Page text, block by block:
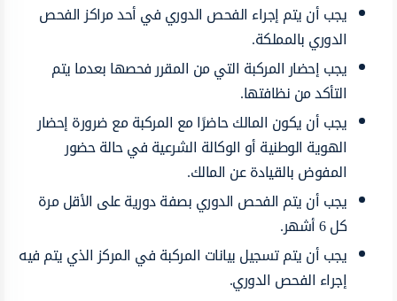
يجب أن يتم إجراء الفحص الدوري في أحد مراكز الفحص
الدوري بالمملكة.
يجب إحضار المركبة التي من المقرر فحصها بعدما يتم
التأكد من نظافتها.
يجب أن يكون المالك حاضرًا مع المركبة مع ضرورة إحضار
الهوية الوطنية أو الوكالة الشرعية في حالة حضور
المفوض بالقيادة عن المالك.
يجب أن يتم الفحص الدوري بصفة دورية على الأقل مرة
كل 6 أشهر.
يجب أن يتم تسجيل بيانات المركبة في المركز الذي يتم فيه
إجراء الفحص الدوري.